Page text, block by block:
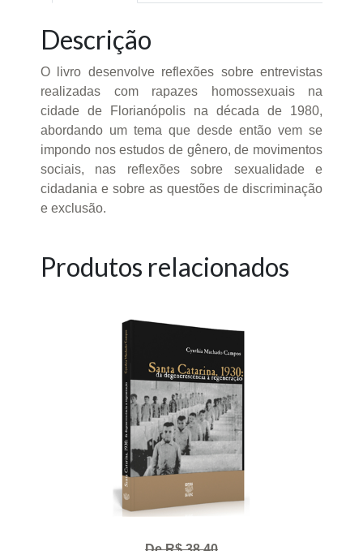
Descrição
O livro desenvolve reflexões sobre entrevistas
realizadas com rapazes homossexuais na
cidade de Florianópolis na década de 1980,
abordando um tema que desde então vem se
impondo nos estudos de gênero, de movimentos
sociais, nas reflexões sobre sexualidade e
cidadania e sobre as questões de discriminação
e exclusão.
Produtos relacionados